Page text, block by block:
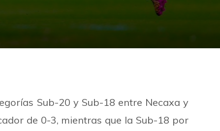
Sub-20 y Sub-18 entre Necaxa y
de 0-3, mientras que la Sub-18 por